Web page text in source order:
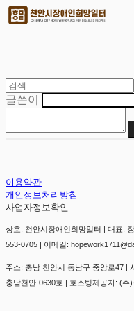
글쓴이
이용약관
개인정보처리방침
사업자정보확인
상호: 천안시장애인희망일터 | 대표:
553-0705 | 이메일:
주소: 충남 천안시 동남구 중앙로47 |
충남천안-0630호 | 호스팅제공자: (주